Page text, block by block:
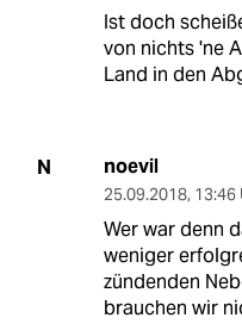
Ist doch
von nichts 'ne
Land in den
N noevil
25.09.2018, 13:46
Wer war denn
weniger
zündenden
brauchen wir